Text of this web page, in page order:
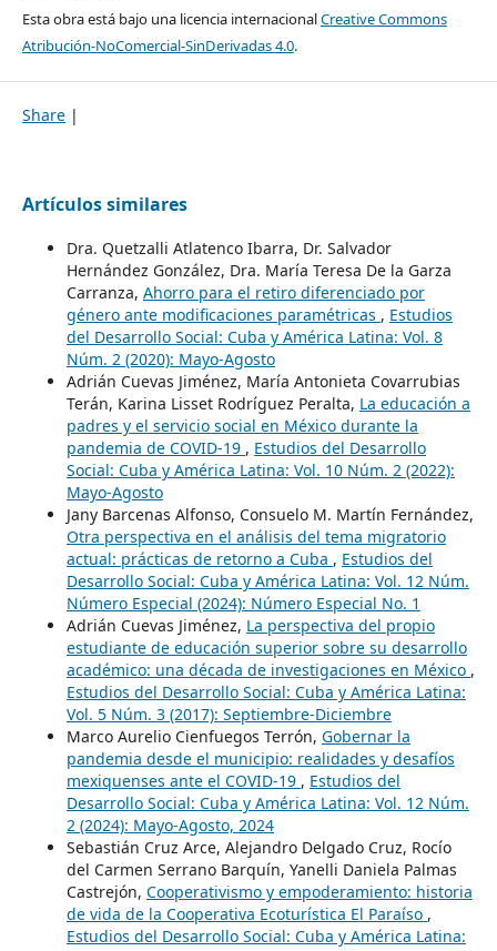
Esta obra está bajo una licencia internacionalCreative Commons
Atribución-NoComercial-SinDerivadas 4.0.
Share |
Artículos similares
Dra. Quetzalli Atlatenco Ibarra, Dr. Salvador
Hernández González, Dra. María Teresa De la Garza
Carranza, Ahorro para el retiro diferenciado por
género ante modificaciones paramétricas , Estudios
del Desarrollo Social: Cuba y América Latina: Vol. 8
Núm. 2 (2020): Mayo-Agosto
Adrián Cuevas Jiménez, María Antonieta Covarrubias
Terán, Karina Lisset Rodríguez Peralta, La educación a
padres y el servicio social en México durante la
pandemia de COVID-19 , Estudios del Desarrollo
Social: Cuba y América Latina: Vol. 10 Núm. 2 (2022):
Mayo-Agosto
Jany Barcenas Alfonso, Consuelo M. Martín Fernández,
Otra perspectiva en el análisis del tema migratorio
actual: prácticas de retorno a Cuba , Estudios del
Desarrollo Social: Cuba y América Latina: Vol. 12 Núm.
Número Especial (2024): Número Especial No. 1
Adrián Cuevas Jiménez, La perspectiva del propio
estudiante de educación superior sobre su desarrollo
académico: una década de investigaciones en México ,
Estudios del Desarrollo Social: Cuba y América Latina:
Vol. 5 Núm. 3 (2017): Septiembre-Diciembre
Marco Aurelio Cienfuegos Terrón, Gobernar la
pandemia desde el municipio: realidades y desafíos
mexiquenses ante el COVID-19 , Estudios del
Desarrollo Social: Cuba y América Latina: Vol. 12 Núm.
2 (2024): Mayo-Agosto, 2024
Sebastián Cruz Arce, Alejandro Delgado Cruz, Rocío
del Carmen Serrano Barquín, Yanelli Daniela Palmas
Castrejón, Cooperativismo y empoderamiento: historia
de vida de la Cooperativa Ecoturística El Paraíso ,
Estudios del Desarrollo Social: Cuba y América Latina: